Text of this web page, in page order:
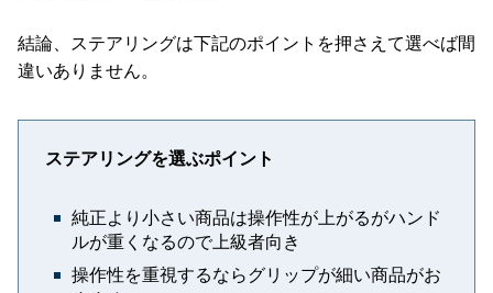
結論、ステアリングは下記のポイントを押さえて選べば間
違いありません。
ステアリングを選ぶポイント
純正より小さい商品は操作性が上がるがハンド
ルが重くなるので上級者向き
操作性を重視するならグリップが細い商品がお